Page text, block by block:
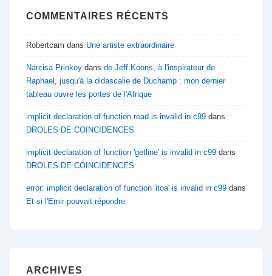
COMMENTAIRES RÉCENTS
Robertcam dans Une artiste extraordinaire
Narcisa Prinkey dans de Jeff Koons, à l'inspirateur de
Raphael, jusqu'à la didascalie de Duchamp : mon dernier
tableau ouvre les portes de l'Afrique
implicit declaration of function read is invalid in c99 dans
DROLES DE COINCIDENCES
implicit declaration of function 'getline' is invalid in c99 dans
DROLES DE COINCIDENCES
error: implicit declaration of function 'itoa' is invalid in c99 dans
Et si l'Emir pouvait répondre
ARCHIVES